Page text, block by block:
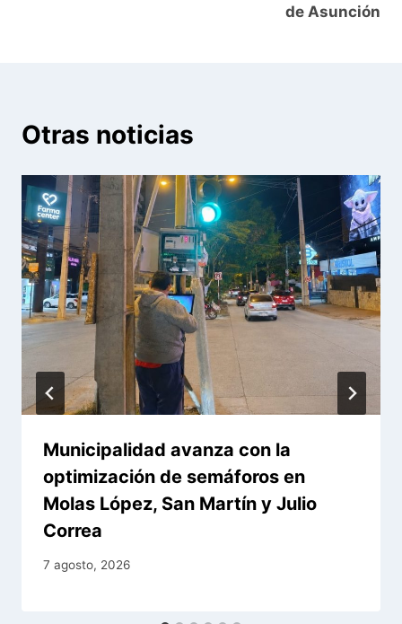
de Asunción
Otras noticias
Municipalidad avanza con la
optimización de semáforos en
Molas López, San Martín y Julio
Correa
7 agosto, 2026